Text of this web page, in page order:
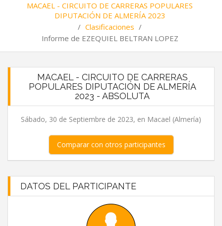
MACAEL - CIRCUITO DE CARRERAS POPULARES
DIPUTACIÓN DE ALMERÍA 2023
/ Clasificaciones /
Informe de EZEQUIEL BELTRAN LOPEZ
MACAEL - CIRCUITO DE CARRERAS
POPULARES DIPUTACIÓN DE ALMERÍA
2023 - ABSOLUTA
Sábado, 30 de Septiembre de 2023, en Macael (Almería)
Comparar con otros participantes
DATOS DEL PARTICIPANTE